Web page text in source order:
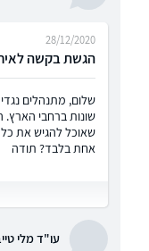
הגשת בקשה
28/12/2020
שונות ברחבי
שאוכל להגיש את
אחת בלבד? תודה
עו"ד מלי